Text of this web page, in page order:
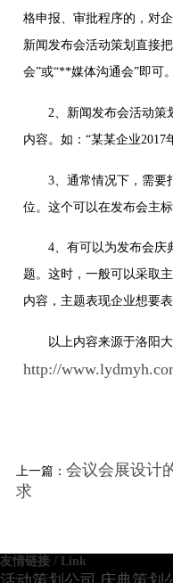
格申报、审批程序的，对
新闻发布会活动策划直接
会”或“**媒体沟通会”即可。
2、新闻发布会活动策
内容。如：“某某企业2017
3、通常情况下，需要
位。这个可以在发布会主
4、有可以为发布会庆
题。这时，一般可以采取
内容，主题表现企业想要
以上内容来源于洛阳大
http://
上一篇： 会议会展设计
求
友情链接 / Link